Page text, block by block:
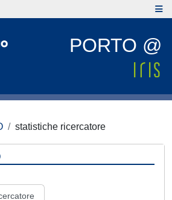
PORTO @
statistiche ricercatore